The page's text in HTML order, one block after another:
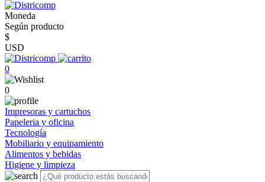
Moneda
Según producto
$
USD
0
0
Impresoras y cartuchos
Papeleria y oficina
Tecnología
Mobiliario y equipamiento
Alimentos y bebidas
Higiene y limpieza